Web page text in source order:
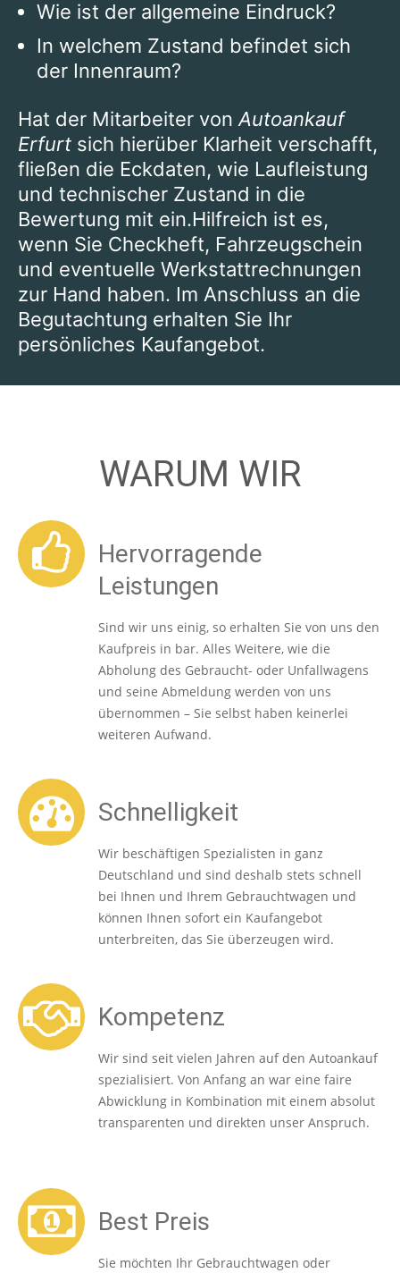
Wie ist der allgemeine Eindruck?
In welchem Zustand befindet sich
der Innenraum?
Hat der Mitarbeiter vonAutoankauf
Erfurt sich hierüber Klarheit verschafft,
fließen die Eckdaten, wie Laufleistung
und technischer Zustand in die
Bewertung mit ein.Hilfreich ist es,
wenn Sie Checkheft, Fahrzeugschein
und eventuelle Werkstattrechnungen
zur Hand haben. Im Anschluss an die
Begutachtung erhalten Sie Ihr
persönliches Kaufangebot.
WARUM WIR
Hervorragende
Leistungen
Sind wir uns einig, so erhalten Sie von uns den
Kaufpreis in bar. Alles Weitere, wie die
Abholung des Gebraucht- oder Unfallwagens
und seine Abmeldung werden von uns
übernommen – Sie selbst haben keinerlei
weiteren Aufwand.
Schnelligkeit
Wir beschäftigen Spezialisten in ganz
Deutschland und sind deshalb stets schnell
bei Ihnen und Ihrem Gebrauchtwagen und
können Ihnen sofort ein Kaufangebot
unterbreiten, das Sie überzeugen wird.
Kompetenz
Wir sind seit vielen Jahren auf den Autoankauf
spezialisiert. Von Anfang an war eine faire
Abwicklung in Kombination mit einem absolut
transparenten und direkten unser Anspruch.
Best Preis
Sie möchten Ihr Gebrauchtwagen oder